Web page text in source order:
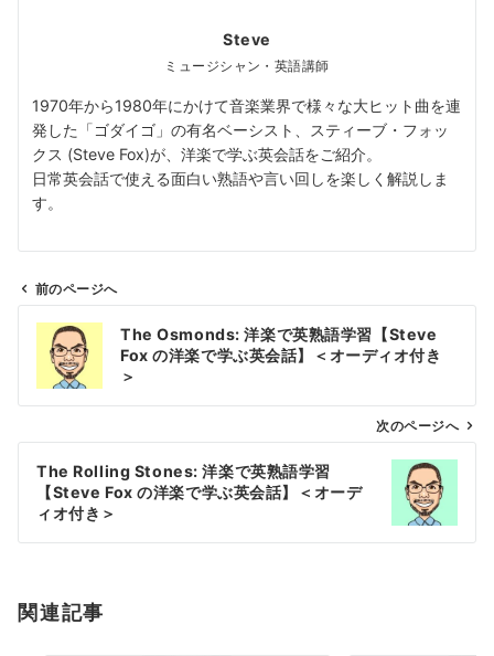
Steve
ミュージシャン・英語講師
1970年から1980年にかけて音楽業界で様々な大ヒット曲を連
発した「ゴダイゴ」の有名ベーシスト、スティーブ・フォッ
クス (Steve Fox)が、洋楽で学ぶ英会話をご紹介。
日常英会話で使える面白い熟語や言い回しを楽しく解説しま
す。
ン
前のページへ
The Osmonds: 洋楽で英熟語学習【Steve
Fox の洋楽で学ぶ英会話】＜オーディオ付き
＞
次のページへ
The Rolling Stones: 洋楽で英熟語学習
【Steve Fox の洋楽で学ぶ英会話】＜オーデ
ィオ付き＞
関連記事